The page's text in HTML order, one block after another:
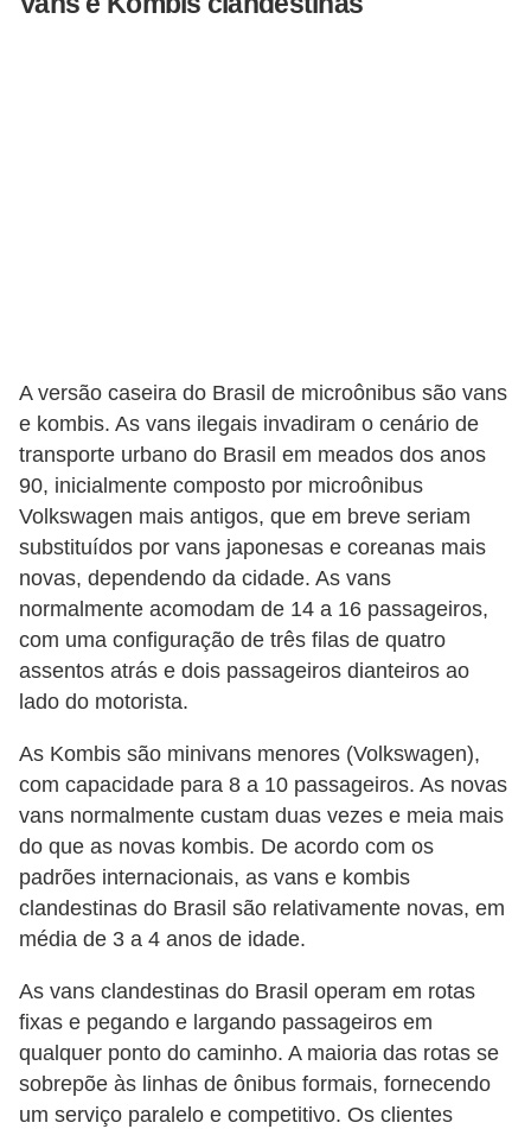
A versão caseira do Brasil de microônibus são vans
e kombis. As vans ilegais invadiram o cenário de
transporte urbano do Brasil em meados dos anos
90, inicialmente composto por microônibus
Volkswagen mais antigos, que em breve seriam
substituídos por vans japonesas e coreanas mais
novas, dependendo da cidade. As vans
normalmente acomodam de 14 a 16 passageiros,
com uma configuração de três filas de quatro
assentos atrás e dois passageiros dianteiros ao
lado do motorista.
As Kombis são minivans menores (Volkswagen),
com capacidade para 8 a 10 passageiros. As novas
vans normalmente custam duas vezes e meia mais
do que as novas kombis. De acordo com os
padrões internacionais, as vans e kombis
clandestinas do Brasil são relativamente novas, em
média de 3 a 4 anos de idade.
As vans clandestinas do Brasil operam em rotas
fixas e pegando e largando passageiros em
qualquer ponto do caminho. A maioria das rotas se
sobrepõe às linhas de ônibus formais, fornecendo
um serviço paralelo e competitivo. Os clientes
t
ú
v
i
d
a
a
u
t
o
m
o
t
i
v
a
L
e
i
s